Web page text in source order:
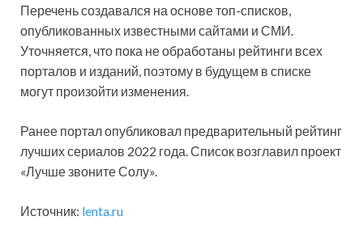
Перечень создавался на основе топ-списков,
опубликованных известными сайтами и СМИ.
Уточняется, что пока не обработаны рейтинги всех
порталов и изданий, поэтому в будущем в списке
могут произойти изменения.
Ранее портал опубликовал предварительный рейтинг
лучших сериалов 2022 года. Список возглавил проект
«Лучше звоните Солу».
Источник: lenta.ru